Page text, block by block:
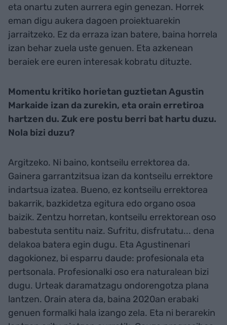
eta onartu zuten aurrera egin genezan. Horrek
eman digu aukera dagoen proiektuarekin
jarraitzeko. Ez da erraza izan batere, baina horrela
izan behar zuela uste genuen. Eta azkenean
beraiek ere euren interesak kobratu dituzte.
Momentu kritiko horietan guztietan Agustin
Markaide izan da zurekin, eta orain erretiroa
hartzen du. Zuk ere postu berri bat hartu duzu.
Nola bizi duzu?
Argitzeko. Ni baino, kontseilu errektorea da.
Gainera garrantzitsua izan da kontseilu errektore
indartsua izatea. Bueno, ez kontseilu errektorea
bakarrik, bazkidetza egitura edo organo osoa
baizik. Zentzu horretan, kontseilu errektorean oso
babestuta sentitu naiz. Sufritu, disfrutatu... dena
delakoa batera egin dugu. Eta Agustinenari
dagokionez, bi esparru daude: profesionala eta
pertsonala. Profesionalki oso era naturalean bizi
dugu. Urteak daramatzagu ondorengotza plana
lantzen. Orain atera da, baina 2020an erabaki
genuen formalki hala izango zela. Eta ni berarekin